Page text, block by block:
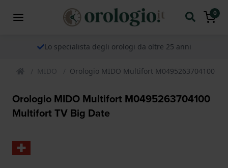
0
Lo specialista degli orologi da oltre 25 anni
MIDO Orologio MIDO Multifort M0495263704100
Orologio MIDO Multifort M0495263704100
Multifort TV Big Date